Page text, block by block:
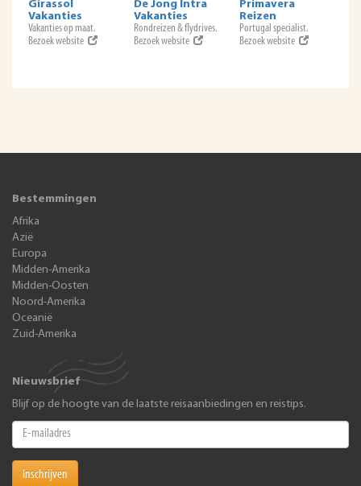
Girassol
Vakanties
Vakanties op maat.
Bezoek website
De Jong Intra
Vakanties
Rondreizen & flydrives.
Bezoek website
Primavera
Reizen
Portugal specialist.
Bezoek website
Bestemmingen
Afrika
Azië
Europa
Midden-Amerika
Midden-Oosten
Noord-Amerika
Oceanië
Zuid-Amerika
Nieuwsbrief
Blijf op de hoogte van de laatste reisaanbiedingen en reistips.
Inschrijven